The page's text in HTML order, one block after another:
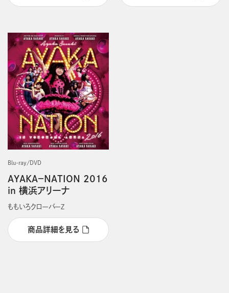
Blu-ray/DVD
AYAKA－NATION 2016
in 横浜アリーナ
ももいろクローバーＺ
商品詳細を見る